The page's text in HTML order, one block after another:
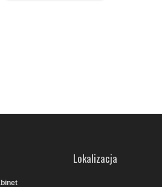
Lokalizacja